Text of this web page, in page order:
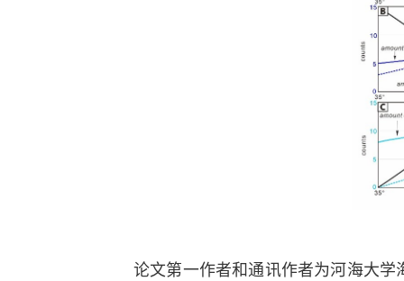
论文第一作者和通讯作者为河海大